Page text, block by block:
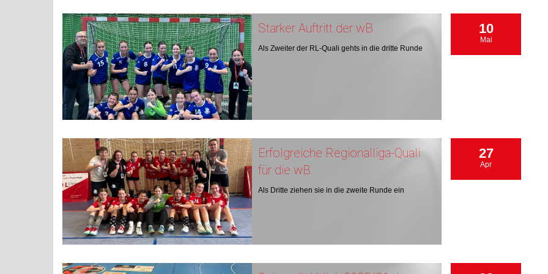
Starker Auftritt der wB
Als Zweiter der RL-Quali gehts in die dritte Runde
10
Mai
Erfolgreiche Regionalliga-Quali
für die wB
Als Dritte ziehen sie in die zweite Runde ein
27
Apr